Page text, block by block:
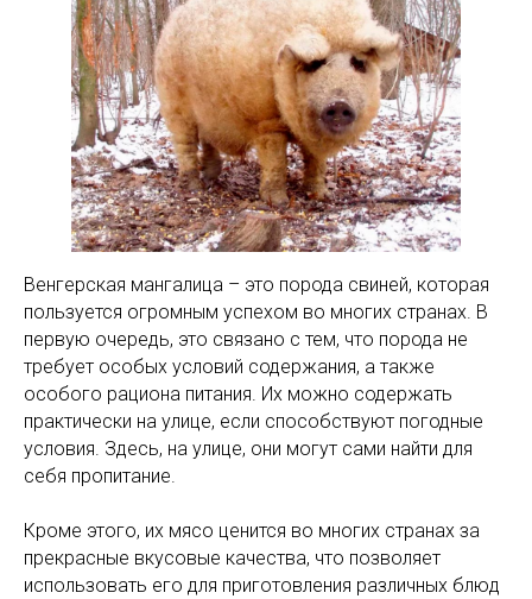
Венгерская мангалица – это порода свиней, которая
пользуется огромным успехом во многих странах. В
первую очередь, это связано с тем, что порода не
требует особых условий содержания, а также
особого рациона питания. Их можно содержать
практически на улице, если способствуют погодные
условия. Здесь, на улице, они могут сами найти для
себя пропитание.
Кроме этого, их мясо ценится во многих странах за
прекрасные вкусовые качества, что позволяет
использовать его для приготовления различных блюд